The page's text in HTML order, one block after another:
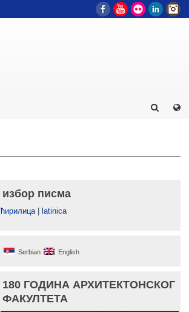
FacebookYouTube
Flickr LinkedIn
избор писма
ћирилица| latinica
Serbian English
180 ГОДИНА АРХИТЕКТОНСКОГ
ФАКУЛТЕТА